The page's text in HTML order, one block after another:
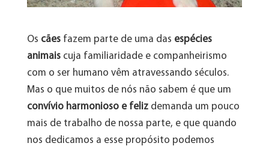
Os cãesfazem parte de uma das espécies
animaiscuja familiaridade e companheirismo
com o ser humano vêm atravessando séculos.
Mas o que muitos de nós não sabem é que um
convívio harmonioso e felizdemanda um pouco
mais de trabalho de nossa parte, e que quando
nos dedicamos a esse propósito podemos